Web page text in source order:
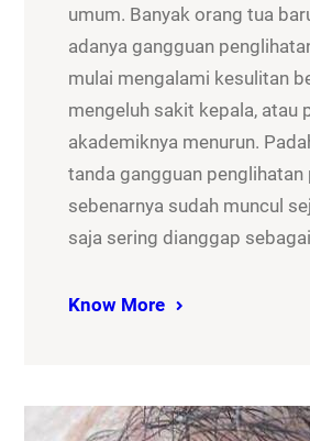
umum. Banyak orang tua
adanya gangguan
mulai mengalami kesulitan
mengeluh sakit kepala, atau
akademiknya menurun.
tanda gangguan penglihatan
sebenarnya sudah muncul
saja sering dianggap
Know More